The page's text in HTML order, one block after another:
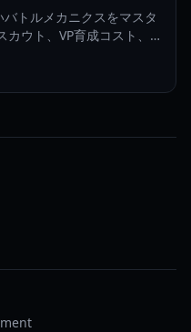
トルメカニクスをマスタ
ウト、VP育成コスト、